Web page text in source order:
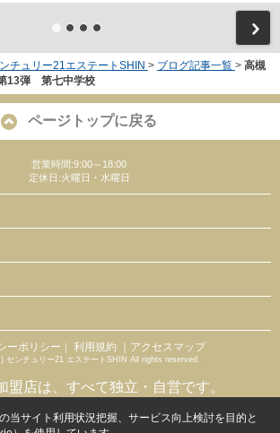
チュリー21エステートSHIN > ブログ記事一覧 > 高槻
13弾 第七中学校
ページトップに戻る
営業時間:9:00～18:00
定休日:火曜日・水曜日
ーポリシー ｜ 利用規約 ｜アクセスマップ
センチュリー21 エステートSHIN All rights reserved.
盟店は、すべて独立・自営です。
当サイト利用状況把握、サービス向上検討を目的と